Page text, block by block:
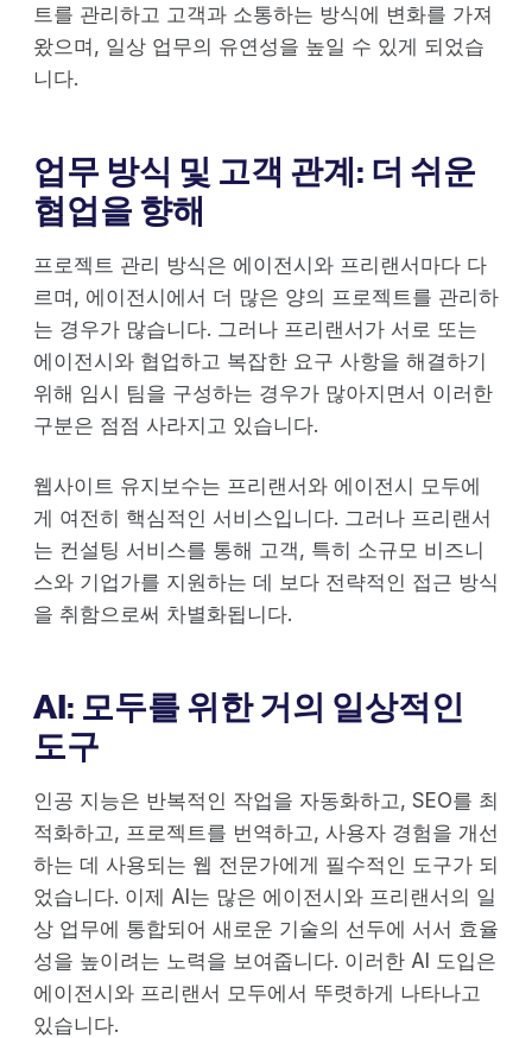
트를 관리하고 고객과 소통하는 방식에 변화를 가져
왔으며, 일상 업무의 유연성을 높일 수 있게 되었습
니다.
업무 방식 및 고객 관계: 더 쉬운
협업을 향해
프로젝트 관리 방식은 에이전시와 프리랜서마다 다
르며, 에이전시에서 더 많은 양의 프로젝트를 관리하
는 경우가 많습니다. 그러나 프리랜서가 서로 또는
에이전시와 협업하고 복잡한 요구 사항을 해결하기
위해 임시 팀을 구성하는 경우가 많아지면서 이러한
구분은 점점 사라지고 있습니다.
웹사이트 유지보수는 프리랜서와 에이전시 모두에
게 여전히 핵심적인 서비스입니다. 그러나 프리랜서
는 컨설팅 서비스를 통해 고객, 특히 소규모 비즈니
스와 기업가를 지원하는 데 보다 전략적인 접근 방식
을 취함으로써 차별화됩니다.
AI: 모두를 위한 거의 일상적인
도구
인공 지능은 반복적인 작업을 자동화하고, SEO를 최
적화하고, 프로젝트를 번역하고, 사용자 경험을 개선
하는 데 사용되는 웹 전문가에게 필수적인 도구가 되
었습니다. 이제 AI는 많은 에이전시와 프리랜서의 일
상 업무에 통합되어 새로운 기술의 선두에 서서 효율
성을 높이려는 노력을 보여줍니다. 이러한 AI 도입은
에이전시와 프리랜서 모두에서 뚜렷하게 나타나고
있습니다.